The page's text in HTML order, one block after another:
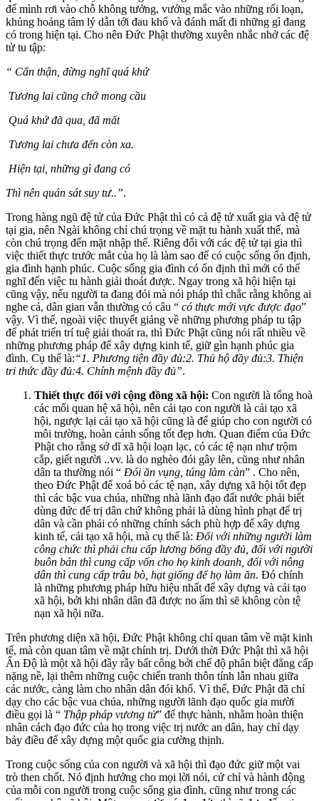
để mình rơi vào chỗ không tưởng, vướng mắc vào những rối loạn,
khủng hoảng tâm lý dẫn tới đau khổ và đánh mất đi những gì đang
có trong hiện tại. Cho nên Đức Phật thường xuyên nhắc nhở các đệ
tử tu tập:
“ Cẩn thận, đừng nghĩ quá khứ
Tương lai cũng chớ mong cầu
Quá khứ đã qua, đã mất
Tương lai chưa đến còn xa.
Hiện tại, những gì đang có
Thì nên quán sát suy tư..”.
Trong hàng ngũ đệ tử của Đức Phật thì có cả đệ tử xuất gia và đệ tử
tại gia, nên Ngài không chỉ chú trọng về mặt tu hành xuất thế, mà
còn chú trọng đến mặt nhập thế. Riêng đối với các đệ tử tại gia thì
việc thiết thực trước mắt của họ là làm sao để có cuộc sống ổn định,
gia đình hạnh phúc. Cuộc sống gia đình có ổn định thì mới có thể
nghĩ đến việc tu hành giải thoát được. Ngay trong xã hội hiện tại
cũng vậy, nếu người ta đang đói mà nói pháp thì chắc rằng không ai
nghe cả, dân gian vẫn thường có câu “ có thực mới vực được đạo”
vậy. Vì thế, ngoài việc thuyết giảng về những phương pháp tu tập
để phát triển trí tuệ giải thoát ra, thì Đức Phật cũng nói rất nhiều về
những phương pháp để xây dựng kinh tế, giữ gìn hạnh phúc gia
đình. Cụ thể là:“1. Phương tiện đầy đủ:2. Thủ hộ đầy đủ:3. Thiện
tri thức đầy đủ:4. Chính mệnh đầy đủ”.
Thiết thực đối với cộng đồng xã hội: Con người là tổng hoà
các mối quan hệ xã hội, nên cải tạo con người là cải tạo xã
hội, ngược lại cải tạo xã hội cũng là để giúp cho con người có
môi trường, hoàn cảnh sống tốt đẹp hơn. Quan điểm của Đức
Phật cho rằng sở dĩ xã hội loạn lạc, có các tệ nạn như trộm
cắp, giết người ..vv. là do nghèo đói gây lên, cũng như nhân
dân ta thường nói “ Đói ăn vụng, túng làm càn” . Cho nên,
theo Đức Phật để xoá bỏ các tệ nạn, xây dựng xã hội tốt đẹp
thì các bậc vua chúa, những nhà lãnh đạo đất nước phải biết
dùng đức để trị dân chứ không phải là dùng hình phạt để trị
dân và cần phải có những chính sách phù hợp để xây dựng
kinh tế, cải tạo xã hội, mà cụ thể là: Đối với những người làm
công chức thì phải chu cấp lương bổng đầy đủ, đối với người
buôn bán thì cung cấp vốn cho họ kinh doanh, đối với nông
dân thì cung cấp trâu bò, hạt giống để họ làm ăn. Đó chính
là những phương pháp hữu hiệu nhất để xây dựng và cải tạo
xã hội, bởi khi nhân dân đã được no ấm thì sẽ không còn tệ
nạn xã hội nữa.
Trên phương diện xã hội, Đức Phật không chỉ quan tâm về mặt kinh
tế, mà còn quan tâm về mặt chính trị. Dưới thời Đức Phật thì xã hội
Ấn Độ là một xã hội đầy rẫy bất công bởi chế độ phân biệt đẳng cấp
nặng nề, lại thêm những cuộc chiến tranh thôn tính lẫn nhau giữa
các nước, càng làm cho nhân dân đói khổ. Vì thế, Đức Phật đã chỉ
dạy cho các bậc vua chúa, những người lãnh đạo quốc gia mười
điều gọi là “ Thập pháp vương tử” để thực hành, nhằm hoàn thiện
nhân cách đạo đức của họ trong việc trị nước an dân, hay chỉ dạy
bảy điều để xây dựng một quốc gia cường thịnh.
Trong cuộc sống của con người và xã hội thì đạo đức giữ một vai
trò then chốt. Nó định hướng cho mọi lời nói, cử chỉ và hành động
của mỗi con người trong cuộc sống gia đình, cũng như trong các